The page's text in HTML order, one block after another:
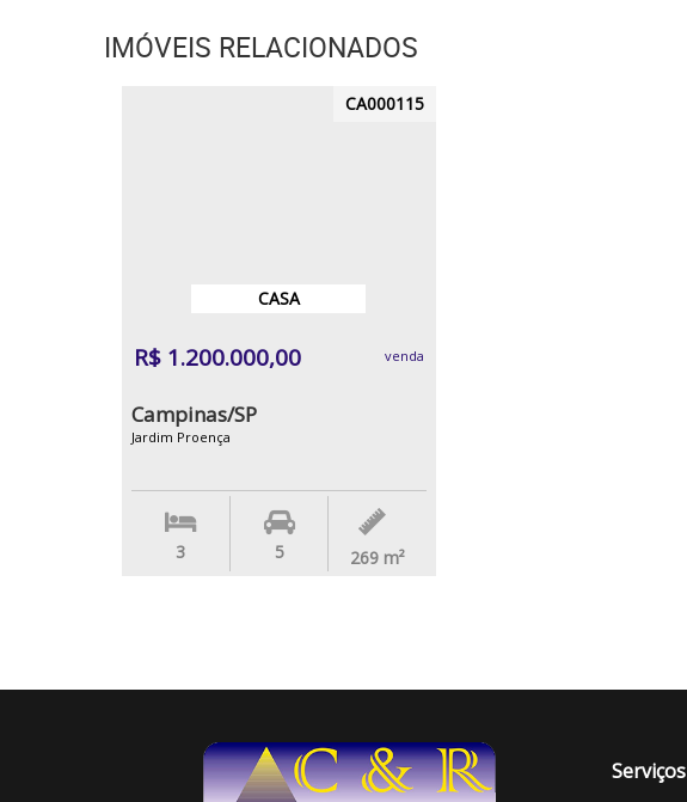
IMÓVEIS RELACIONADOS
CA000115
CASA
R$ 1.200.000,00 venda
Campinas/SP
Jardim Proença
3 5 269 m²
Serviços